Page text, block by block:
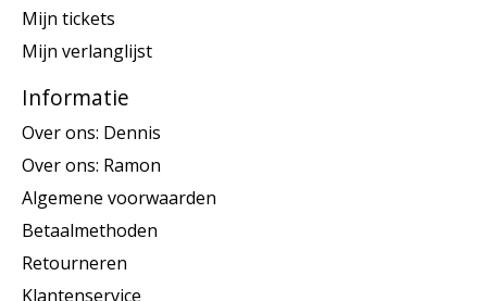
Mijn tickets
Mijn verlanglijst
Informatie
Over ons: Dennis
Over ons: Ramon
Algemene voorwaarden
Betaalmethoden
Retourneren
Klantenservice